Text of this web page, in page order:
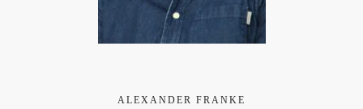
ALEXANDER FRANKE